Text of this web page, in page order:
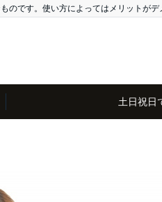
です。使い方によってはメリットが
土日祝日